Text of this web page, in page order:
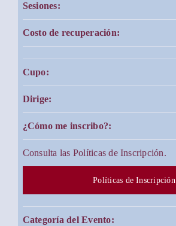
Sesiones:
Costo de recuperación:
Cupo:
Dirige:
¿Cómo me inscribo?:
Consulta las Políticas de Inscripción.
Políticas de Inscripción
Categoría del Evento: